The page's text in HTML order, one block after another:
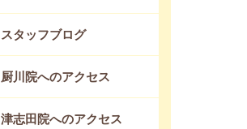
スタッフブログ
厨川院へのアクセス
津志田院へのアクセス